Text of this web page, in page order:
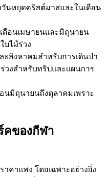
วันหยุดคริสต์มาสและในเดือน
ดือนเมษายนและมิถุนายน
บไม้ร่วง
ะสิงหาคมสำหรับการเดินป่า
วงสำหรับทริปและแผนการ
นมิถุนายนถึงตุลาคมเพราะ
คของกีฬา
คาแพง โดยเฉพาะอย่างยิ่ง